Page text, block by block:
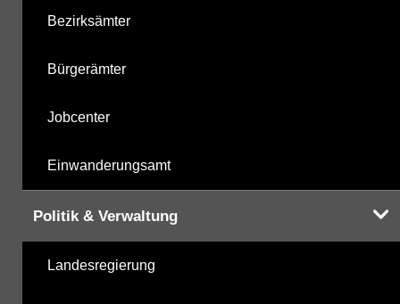
Bezirksämter
Bürgerämter
Jobcenter
Einwanderungsamt
Politik & Verwaltung
Landesregierung